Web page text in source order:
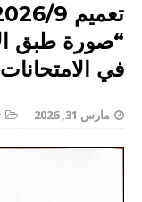
“صورة طبق
في
مارس 31, 2026